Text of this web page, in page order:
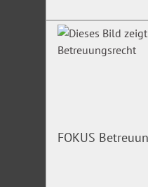
FOKUS